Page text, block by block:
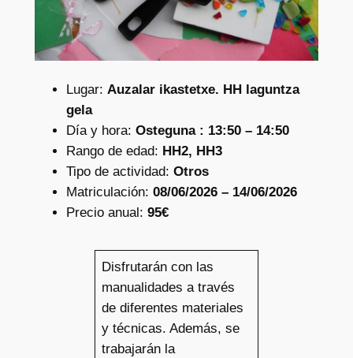
Lugar: Auzalar ikastetxe. HH laguntza
gela
Día y hora: Osteguna : 13:50 – 14:50
Rango de edad: HH2, HH3
Tipo de actividad: Otros
Matriculación: 08/06/2026 – 14/06/2026
Precio anual: 95€
Disfrutarán con las
manualidades a través
de diferentes materiales
y técnicas. Además, se
trabajarán la